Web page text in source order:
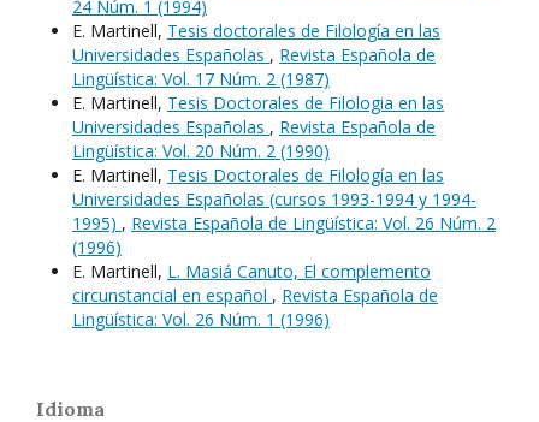
24 Núm. 1 (1994)
E. Martinell, Tesis doctorales de Filología en las
Universidades Españolas , Revista Española de
Lingüística: Vol. 17 Núm. 2 (1987)
E. Martinell, Tesis Doctorales de Filologia en las
Universidades Españolas , Revista Española de
Lingüística: Vol. 20 Núm. 2 (1990)
E. Martinell, Tesis Doctorales de Filología en las
Universidades Españolas (cursos 1993-1994 y 1994-
1995) , Revista Española de Lingüística: Vol. 26 Núm. 2
(1996)
E. Martinell, L. Masiá Canuto, El complemento
circunstancial en español , Revista Española de
Lingüística: Vol. 26 Núm. 1 (1996)
Idioma